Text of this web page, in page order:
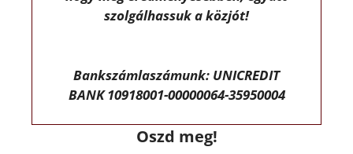
szolgálhassuk a közjót!
Bankszámlaszámunk: UNICREDIT
BANK 10918001-00000064-35950004
Oszd meg!